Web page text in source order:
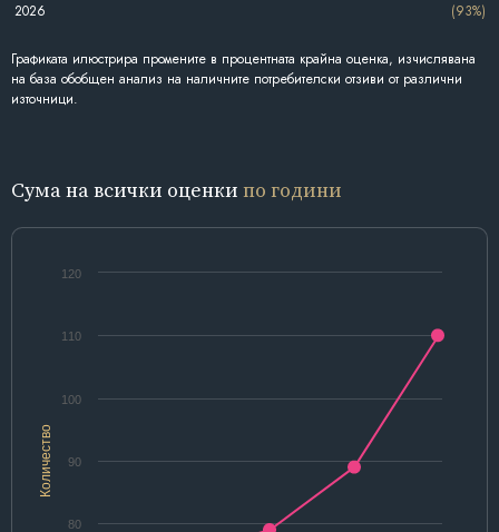
2026
(93%)
Графиката илюстрира промените в процентната крайна оценка, изчислявана
на база обобщен анализ на наличните потребителски отзиви от различни
източници.
Сума на всички оценки по години
Количество
80
90
100
110
120